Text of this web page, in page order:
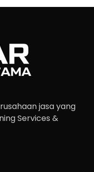
jasa yang
Services &